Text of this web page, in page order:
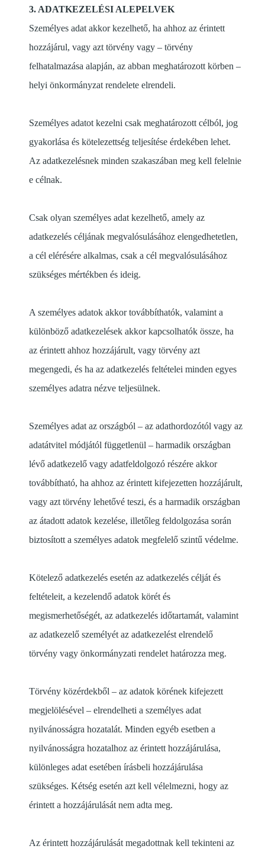
3. ADATKEZELÉSI ALEPELVEK
Személyes adat akkor kezelhető, ha ahhoz az érintett
hozzájárul, vagy azt törvény vagy – törvény
felhatalmazása alapján, az abban meghatározott körben –
helyi önkormányzat rendelete elrendeli.
Személyes adatot kezelni csak meghatározott célból, jog
gyakorlása és kötelezettség teljesítése érdekében lehet.
Az adatkezelésnek minden szakaszában meg kell felelnie
e célnak.
Csak olyan személyes adat kezelhető, amely az
adatkezelés céljának megvalósulásához elengedhetetlen,
a cél elérésére alkalmas, csak a cél megvalósulásához
szükséges mértékben és ideig.
A személyes adatok akkor továbbíthatók, valamint a
különböző adatkezelések akkor kapcsolhatók össze, ha
az érintett ahhoz hozzájárult, vagy törvény azt
megengedi, és ha az adatkezelés feltételei minden egyes
személyes adatra nézve teljesülnek.
Személyes adat az országból – az adathordozótól vagy az
adatátvitel módjától függetlenül – harmadik országban
lévő adatkezelő vagy adatfeldolgozó részére akkor
továbbítható, ha ahhoz az érintett kifejezetten hozzájárult,
vagy azt törvény lehetővé teszi, és a harmadik országban
az átadott adatok kezelése, illetőleg feldolgozása során
biztosított a személyes adatok megfelelő szintű védelme.
Kötelező adatkezelés esetén az adatkezelés célját és
feltételeit, a kezelendő adatok körét és
megismerhetőségét, az adatkezelés időtartamát, valamint
az adatkezelő személyét az adatkezelést elrendelő
törvény vagy önkormányzati rendelet határozza meg.
Törvény közérdekből – az adatok körének kifejezett
megjelölésével – elrendelheti a személyes adat
nyilvánosságra hozatalát. Minden egyéb esetben a
nyilvánosságra hozatalhoz az érintett hozzájárulása,
különleges adat esetében írásbeli hozzájárulása
szükséges. Kétség esetén azt kell vélelmezni, hogy az
érintett a hozzájárulását nem adta meg.
Az érintett hozzájárulását megadottnak kell tekinteni az